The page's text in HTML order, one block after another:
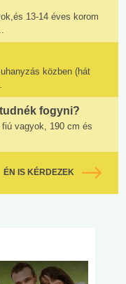
13-14 éves korom
közben (hát
fogyni?
vagyok, 190 cm és
ÉN IS KÉRDEZEK